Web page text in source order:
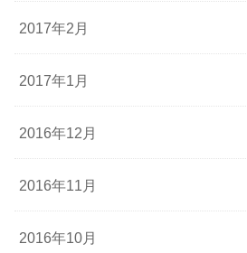
2017年2月
2017年1月
2016年12月
2016年11月
2016年10月